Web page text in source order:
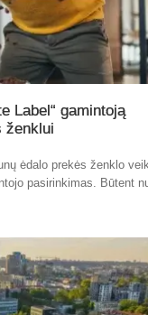
Label“ gamintoją
ženklui
ėdalo prekės ženklo
pasirinkimas. Būtent